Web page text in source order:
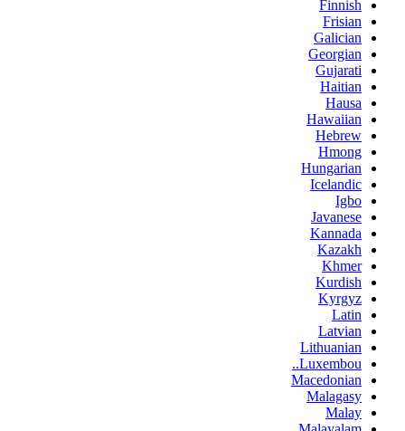
Finnish
Frisian
Galician
Georgian
Gujarati
Haitian
Hausa
Hawaiian
Hebrew
Hmong
Hungarian
Icelandic
Igbo
Javanese
Kannada
Kazakh
Khmer
Kurdish
Kyrgyz
Latin
Latvian
Lithuanian
Luxembou..
Macedonian
Malagasy
Malay